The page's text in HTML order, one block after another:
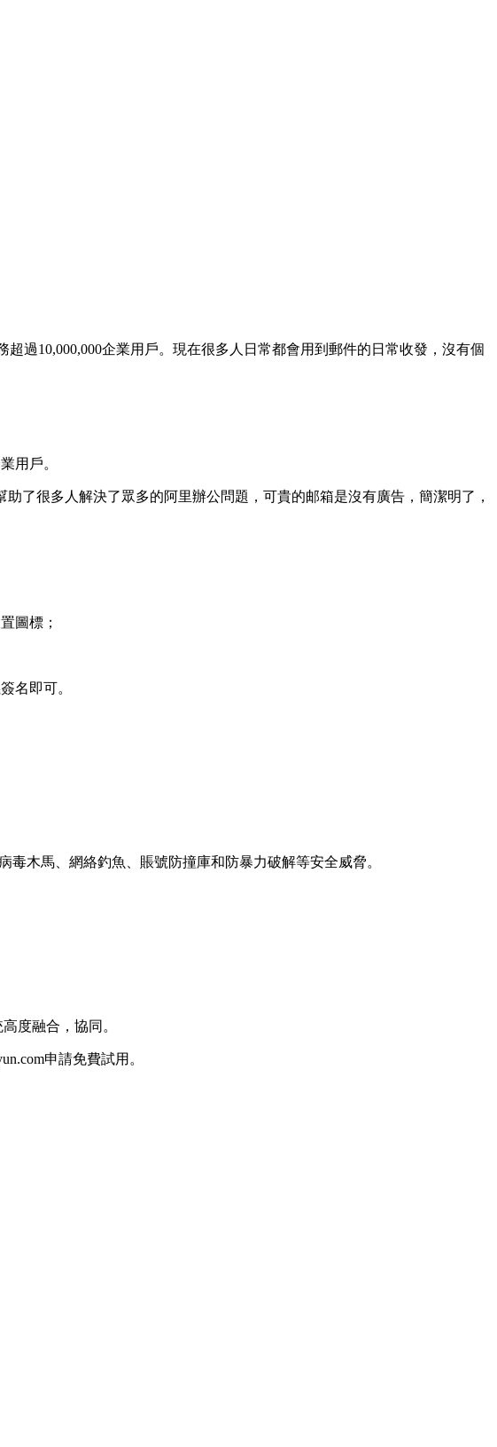
過10,000,000企業用戶。現在很多人日常都會用到郵件的日常收發，沒有個
用戶。
了很多人解決了眾多的阿里辦公問題，可貴的邮箱是沒有廣告，簡潔明了，
圖標；
名即可。
木馬、網絡釣魚、賬號防撞庫和防暴力破解等安全威脅。
度融合，協同。
申請免費試用。